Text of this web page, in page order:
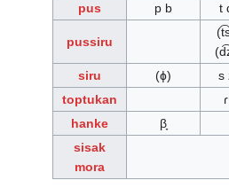
pus
p b t
pussiru
siru (ɸ) s
toptukan
ɾ
hanke
β̞
sisak
mora